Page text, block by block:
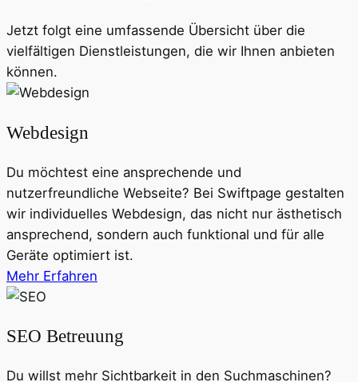
Jetzt folgt eine umfassende Übersicht über die
vielfältigen Dienstleistungen, die wir Ihnen anbieten
können.
Webdesign
Du möchtest eine ansprechende und
nutzerfreundliche Webseite? Bei Swiftpage gestalten
wir individuelles Webdesign, das nicht nur ästhetisch
ansprechend, sondern auch funktional und für alle
Geräte optimiert ist.
Mehr Erfahren
SEO Betreuung
Du willst mehr Sichtbarkeit in den Suchmaschinen?